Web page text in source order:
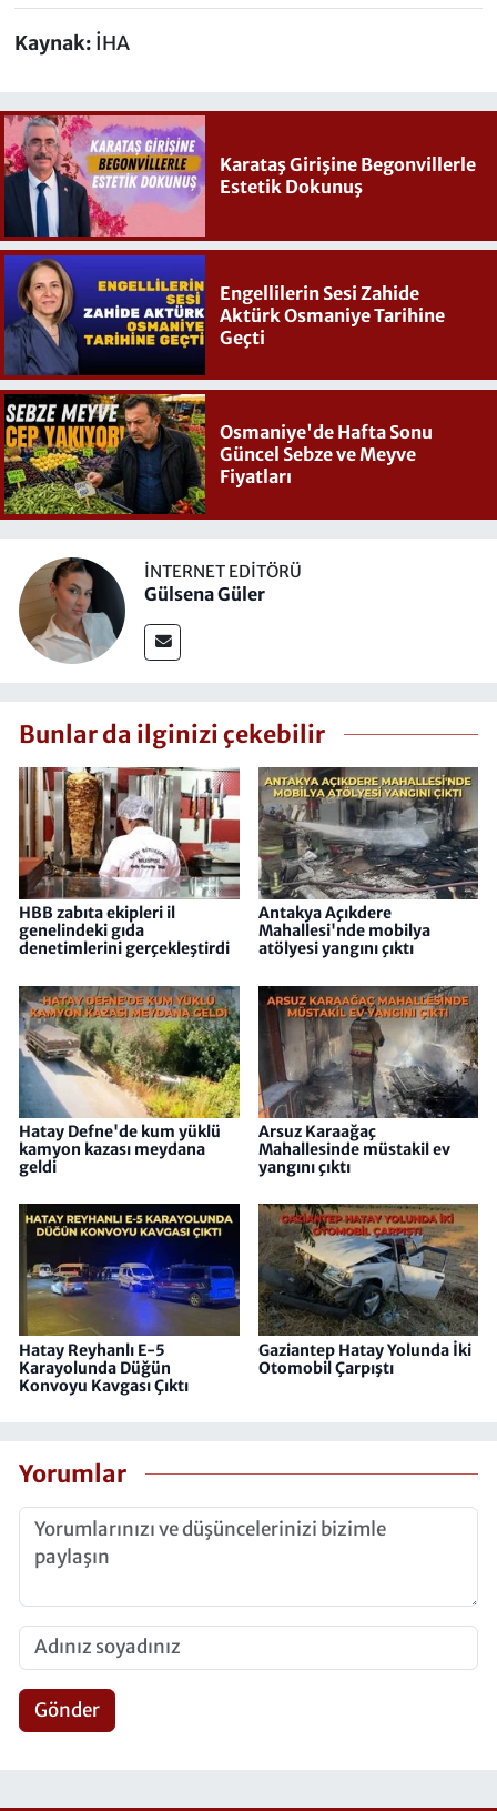
Kaynak: İHA
Karataş Girişine Begonvillerle
Estetik Dokunuş
Engellilerin Sesi Zahide
Aktürk Osmaniye Tarihine
Geçti
Osmaniye'de Hafta Sonu
Güncel Sebze ve Meyve
Fiyatları
İNTERNET EDITÖRÜ
Gülsena Güler
Bunlar da ilginizi çekebilir
HBB zabıta ekipleri il
genelindeki gıda
denetimlerini gerçekleştirdi
Antakya Açıkdere
Mahallesi'nde mobilya
atölyesi yangını çıktı
Hatay Defne'de kum yüklü
kamyon kazası meydana
geldi
Arsuz Karaağaç
Mahallesinde müstakil ev
yangını çıktı
Hatay Reyhanlı E-5
Karayolunda Düğün
Konvoyu Kavgası Çıktı
Gaziantep Hatay Yolunda İki
Otomobil Çarpıştı
Yorumlar
Gönder